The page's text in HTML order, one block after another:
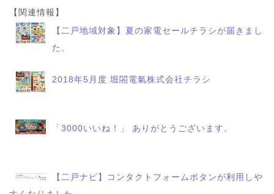
【関連情報】
【二戸地域対象】夏の家電セールチラシが届きまし
た。
2018年5月度 堀閤電氣株式会社チラシ
「3000いいね！」 ありがとうございます。
【二戸ナビ】コンタクトフォームボタンが利用しや